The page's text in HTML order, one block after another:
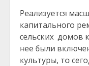
Реализуется
капитального
сельских домов
нее были
культуры, то